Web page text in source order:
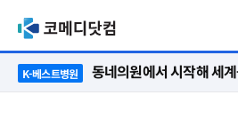
K-베스트병원